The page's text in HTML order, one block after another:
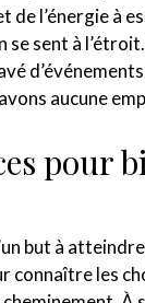
de l’énergie à
se sent à
aucune
pour
but à
connaître les